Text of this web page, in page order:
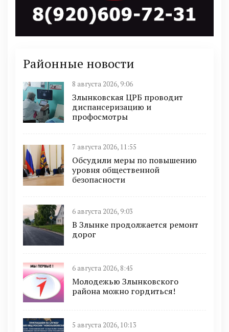
Районные новости
8 августа 2026, 9:06
Злынковская ЦРБ проводит
диспансеризацию и
профосмотры
7 августа 2026, 11:55
Обсудили меры по повышению
уровня общественной
безопасности
6 августа 2026, 9:03
В Злынке продолжается ремонт
дорог
6 августа 2026, 8:45
Молодежью Злынковского
района можно гордиться!
5 августа 2026, 10:13